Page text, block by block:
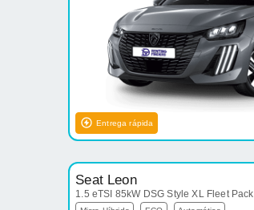
Entrega rápida
Seat Leon
1.5 eTSI 85kW DSG Style XL Fleet Pack